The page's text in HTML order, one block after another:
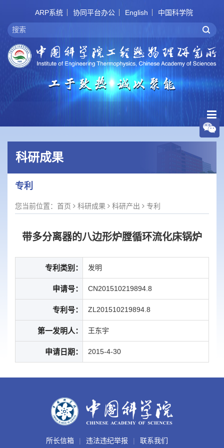
ARP系统 协同平台办公 English 中国科学院
科研成果
专利
您当前位置： 首页 科研成果 科研产出 专利
带多分离器的八边形炉膛循环流化床锅炉
专利类别： 发明
申请号： CN201510219894.8
专利号： ZL201510219894.8
第一发明人： 王东宇
申请日期： 2015-4-30
所长信箱 违法违纪举报 联系我们